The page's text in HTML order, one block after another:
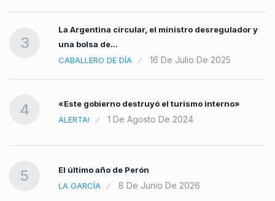
3
La Argentina circular, el ministro desregulador y
una bolsa de…
CABALLERO DE DÍA
16 De Julio De 2025
4
«Este gobierno destruyó el turismo interno»
ALERTA!
1 De Agosto De 2024
5
El último año de Perón
LA GARCÍA
8 De Junio De 2026